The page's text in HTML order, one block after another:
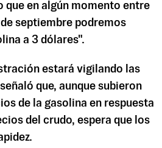
en algún momento entre
septiembre podremos
a 3 dólares".
estará vigilando las
que, aunque subieron
de la gasolina en respuesta
del crudo, espera que los